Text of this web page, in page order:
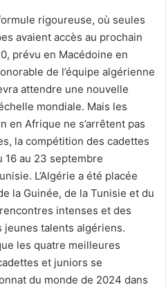
rigoureuse, où seules
avaient accès au prochain
prévu en Macédoine en
de l’équipe algérienne
attendre une nouvelle
mondiale. Mais les
en Afrique ne s’arrêtent pas
la compétition des cadettes
16 au 23 septembre
L’Algérie a été placée
la Guinée, de la Tunisie et du
intenses et des
talents algériens.
les quatre meilleures
et juniors se
du monde de 2024 dans